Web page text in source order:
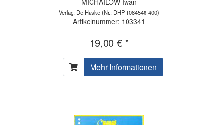
Verlag: De Haske(Nr.: DHP 1084546-400)
Artikelnummer: 103341
19,00 € *
Mehr Informationen